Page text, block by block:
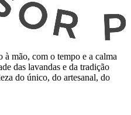
à mão, com o tempo e a calma
das lavandas e da tradição
do único, do artesanal, do